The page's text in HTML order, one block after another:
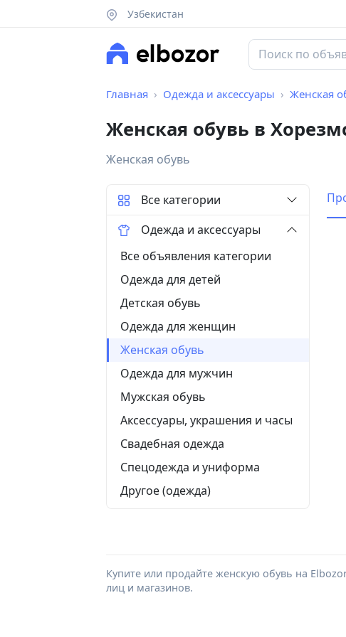
Узбекистан
Главная Одежда и аксессуары Женская
Женская обувь в
Женская обувь
Все категории
Одежда и аксессуары
Все объявления категории
Одежда для детей
Детская обувь
Одежда для женщин
Женская обувь
Одежда для мужчин
Мужская обувь
Аксессуары, украшения и часы
Свадебная одежда
Спецодежда и униформа
Другое (одежда)
Купите или продайте женскую обувь на
лиц и магазинов.